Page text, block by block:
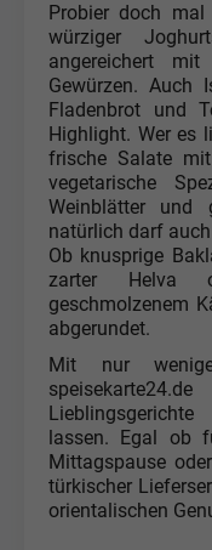
Probier doch
würziger
angereichert
Gewürzen. Auch
Fladenbrot und
Highlight. Wer es
frische Salate
vegetarische
Weinblätter und
natürlich darf
Ob knusprige
zarter Helva
geschmolzenem
abgerundet.
Mit nur
lassen. Egal ob
Mittagspause
türkischer
orientalischen